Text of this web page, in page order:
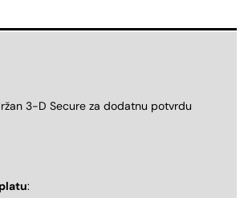
3-D Secure za dodatnu potvrdu
: